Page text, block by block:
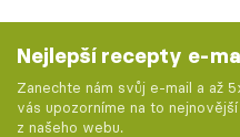
Nejlepší recepty e-
Zanechte nám svůj e-mail a až
vás upozorníme na to
z našeho webu.